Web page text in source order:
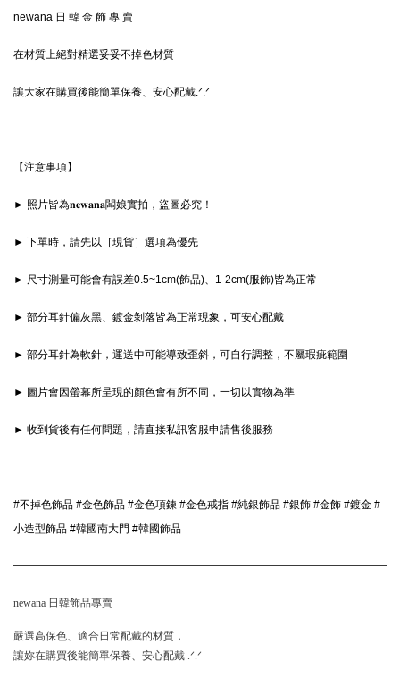
newana 日 韓 金 飾 專 賣
在材質上絕對精選妥妥不掉色材質
讓大家在購買後能簡單保養、安心配戴.ᐟ‪‪‪.ᐟ‪‪‪
【注意事項】
► 照片皆為𝐧𝐞𝐰𝐚𝐧𝐚闆娘實拍，盜圖必究！
► 下單時，請先以［現貨］選項為優先
► 尺寸測量可能會有誤差0.5~1cm(飾品)、1-2cm(服飾)皆為正常
► 部分耳針偏灰黑、鍍金剝落皆為正常現象，可安心配戴
► 部分耳針為軟針，運送中可能導致歪斜，可自行調整，不屬瑕疵範圍
► 圖片會因螢幕所呈現的顏色會有所不同，一切以實物為準
► 收到貨後有任何問題，請直接私訊客服申請售後服務
#不掉色飾品 #金色飾品 #金色項鍊 #金色戒指 #純銀飾品 #銀飾 #金飾 #鍍金 #
小造型飾品 #韓國南大門 #韓國飾品
newana 日韓飾品專賣
嚴選高保色、適合日常配戴的材質，
讓妳在購買後能簡單保養、安心配戴 .ᐟ.ᐟ